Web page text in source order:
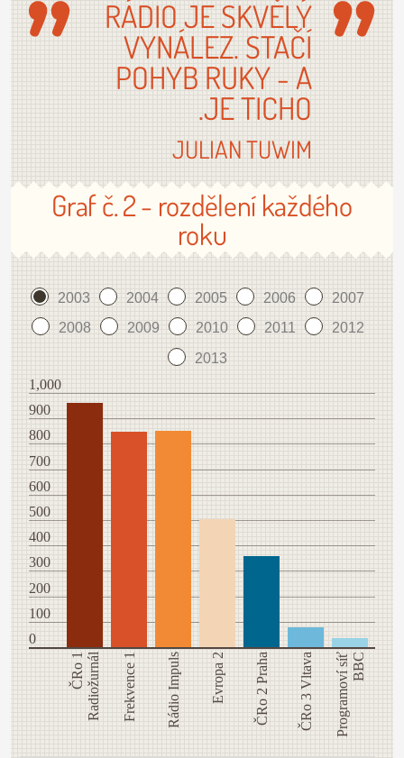
RÁDIO JE SKVĚLÝ
VYNÁLEZ. STAČÍ
POHYB RUKY - A
JE TICHO.
JULIAN TUWIM
Graf č. 2 - rozdělení každého
roku
2003 2004 2005 2006
2007
2008
2009 2010 2011
2012
2013
1,000
900
800
700
600
500
400
300
200
100
0
ČRo 1Radiožurnál Frekvence 1 Rádio Impuls Evropa 2 ČRo 2 Praha ČRo 3 Vltava Programoví síťBBC